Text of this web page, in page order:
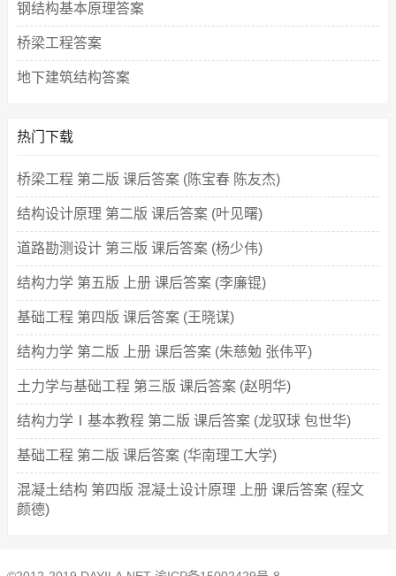
钢结构基本原理答案
桥梁工程答案
地下建筑结构答案
热门下载
桥梁工程 第二版 课后答案 (陈宝春 陈友杰)
结构设计原理 第二版 课后答案 (叶见曙)
道路勘测设计 第三版 课后答案 (杨少伟)
结构力学 第五版 上册 课后答案 (李廉锟)
基础工程 第四版 课后答案 (王晓谋)
结构力学 第二版 上册 课后答案 (朱慈勉 张伟平)
土力学与基础工程 第三版 课后答案 (赵明华)
结构力学Ⅰ基本教程 第二版 课后答案 (龙驭球 包世华)
基础工程 第二版 课后答案 (华南理工大学)
混凝土结构 第四版 混凝土设计原理 上册 课后答案 (程文
颜德)